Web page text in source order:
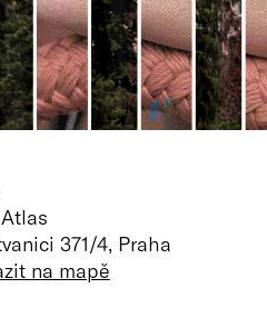
371/4, Praha
na mapě